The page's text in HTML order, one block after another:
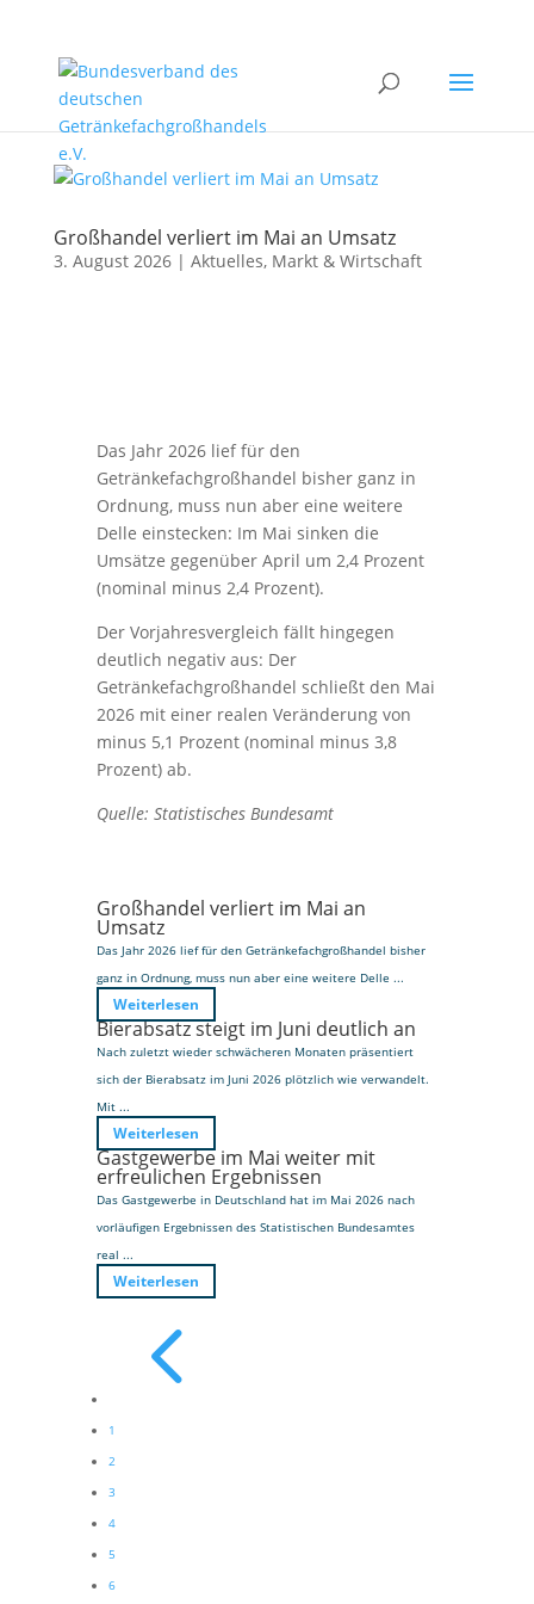
Großhandel verliert im Mai an Umsatz
3. August 2026| Aktuelles, Markt & Wirtschaft
Das Jahr 2026 lief für den
Getränkefachgroßhandel bisher ganz in
Ordnung, muss nun aber eine weitere
Delle einstecken: Im Mai sinken die
Umsätze gegenüber April um 2,4 Prozent
(nominal minus 2,4 Prozent).
Der Vorjahresvergleich fällt hingegen
deutlich negativ aus: Der
Getränkefachgroßhandel schließt den Mai
2026 mit einer realen Veränderung von
minus 5,1 Prozent (nominal minus 3,8
Prozent) ab.
Quelle: Statistisches Bundesamt
Großhandel verliert im Mai an
Umsatz
Das Jahr 2026 lief für den Getränkefachgroßhandel bisher
ganz in Ordnung, muss nun aber eine weitere Delle ...
Weiterlesen
Bierabsatz steigt im Juni deutlich an
Nach zuletzt wieder schwächeren Monaten präsentiert
sich der Bierabsatz im Juni 2026 plötzlich wie verwandelt.
Mit ...
Weiterlesen
Gastgewerbe im Mai weiter mit
erfreulichen Ergebnissen
Das Gastgewerbe in Deutschland hat im Mai 2026 nach
vorläufigen Ergebnissen des Statistischen Bundesamtes
real ...
Weiterlesen
4
1
2
3
4
5
6